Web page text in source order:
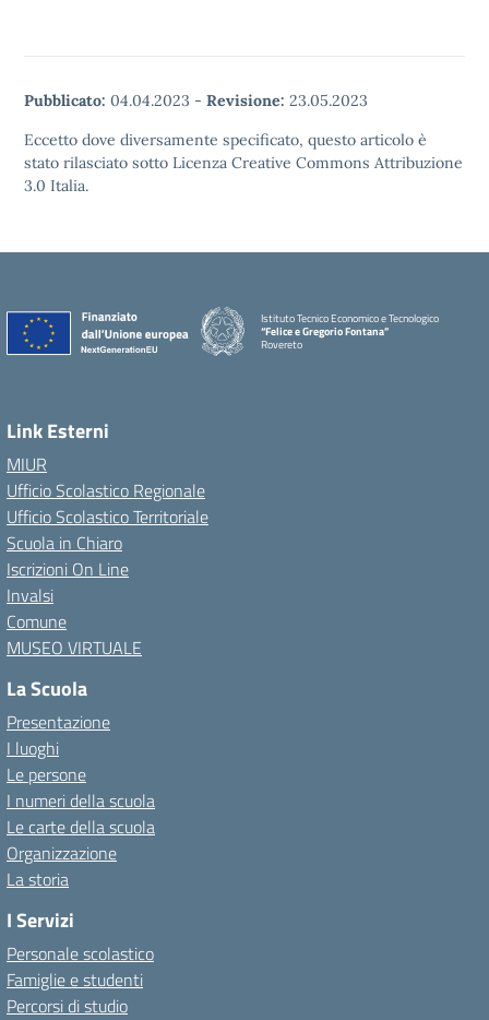
Pubblicato: 04.04.2023 - Revisione: 23.05.2023
Eccetto dove diversamente specificato, questo articolo è
stato rilasciato sotto Licenza Creative Commons Attribuzione
3.0 Italia.
Istituto Tecnico Economico e Tecnologico
“Felice e Gregorio Fontana”
Rovereto
Link Esterni
MIUR
Ufficio Scolastico Regionale
Ufficio Scolastico Territoriale
Scuola in Chiaro
Iscrizioni On Line
Invalsi
Comune
MUSEO VIRTUALE
La Scuola
Presentazione
I luoghi
Le persone
I numeri della scuola
Le carte della scuola
Organizzazione
La storia
I Servizi
Personale scolastico
Famiglie e studenti
Percorsi di studio